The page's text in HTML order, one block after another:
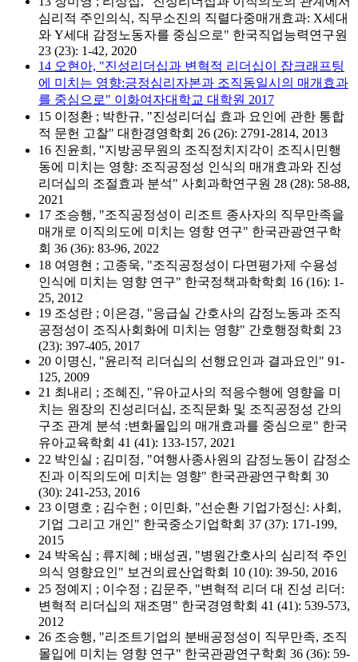
심리적 주인의식, 직무소진의 직렬다중매개효과: X세대
와 Y세대 감정노동자를 중심으로" 한국직업능력연구원
23 (23): 1-42, 2020
14 오현아, "진성리더십과 변혁적 리더십이 잡크래프팅
에 미치는 영향:긍정심리자본과 조직동일시의 매개효과
를 중심으로" 이화여자대학교 대학원 2017
15 이정환 ; 박한규, "진성리더십 효과 요인에 관한 통합
적 문헌 고찰" 대한경영학회 26 (26): 2791-2814, 2013
16 진윤희, "지방공무원의 조직정치지각이 조직시민행
동에 미치는 영향: 조직공정성 인식의 매개효과와 진성
리더십의 조절효과 분석" 사회과학연구원 28 (28): 58-88,
2021
17 조승행, "조직공정성이 리조트 종사자의 직무만족을
매개로 이직의도에 미치는 영향 연구" 한국관광연구학
회 36 (36): 83-96, 2022
18 여영현 ; 고종욱, "조직공정성이 다면평가제 수용성
인식에 미치는 영향 연구" 한국정책과학학회 16 (16): 1-
25, 2012
19 조성란 ; 이은경, "응급실 간호사의 감정노동과 조직
공정성이 조직사회화에 미치는 영향" 간호행정학회 23
(23): 397-405, 2017
20 이명신, "윤리적 리더십의 선행요인과 결과요인" 91-
125, 2009
21 최내리 ; 조혜진, "유아교사의 적응수행에 영향을 미
치는 원장의 진성리더십, 조직문화 및 조직공정성 간의
구조 관계 분석 :변화몰입의 매개효과를 중심으로" 한국
유아교육학회 41 (41): 133-157, 2021
22 박인실 ; 김미정, "여행사종사원의 감정노동이 감정소
진과 이직의도에 미치는 영향" 한국관광연구학회 30
(30): 241-253, 2016
23 이명호 ; 김수헌 ; 이민화, "선순환 기업가정신: 사회,
기업 그리고 개인" 한국중소기업학회 37 (37): 171-199,
2015
24 박옥심 ; 류지혜 ; 배성권, "병원간호사의 심리적 주인
의식 영향요인" 보건의료산업학회 10 (10): 39-50, 2016
25 정예지 ; 이수정 ; 김문주, "변혁적 리더 대 진성 리더:
변혁적 리더십의 재조명" 한국경영학회 41 (41): 539-573,
2012
26 조승행, "리조트기업의 분배공정성이 직무만족, 조직
몰입에 미치는 영향 연구" 한국관광연구학회 36 (36): 59-